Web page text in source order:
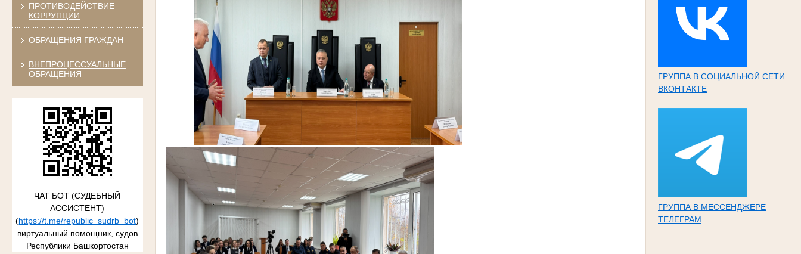
ПРОТИВОДЕЙСТВИЕ
КОРРУПЦИИ
ОБРАЩЕНИЯ ГРАЖДАН
ВНЕПРОЦЕССУАЛЬНЫЕ
ОБРАЩЕНИЯ
ЧАТ БОТ (СУДЕБНЫЙ
АССИСТЕНТ)
(https://t.me/republic_sudrb_bot)
виртуальный помощник, судов
Республики Башкортостан
ГРУППА В СОЦИАЛЬНОЙ СЕТИ
ВКОНТАКТЕ
ГРУППА В МЕССЕНДЖЕРЕ
ТЕЛЕГРАМ